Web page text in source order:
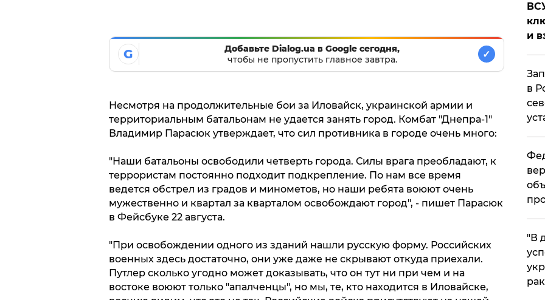
G
Добавьте Dialog.ua в Google сегодня,
чтобы не пропустить главное завтра.
✓
Несмотря на продолжительные бои за Иловайск, украинской армии и
территориальным батальонам не удается занять город. Комбат "Днепра-1"
Владимир Парасюк утверждает, что сил противника в городе очень много:
"Наши батальоны освободили четверть города. Силы врага преобладают, к
террористам постоянно подходит подкрепление. По нам все время
ведется обстрел из градов и минометов, но наши ребята воюют очень
мужественно и квартал за кварталом освобождают город", - пишет Парасюк
в Фейсбуке 22 августа.
"При освобождении одного из зданий нашли русскую форму. Российских
военных здесь достаточно, они уже даже не скрывают откуда приехали.
Путлер сколько угодно может доказывать, что он тут ни при чем и на
востоке воюют только "апалченцы", но мы, те, кто находится в Иловайске,
и
в
​"В